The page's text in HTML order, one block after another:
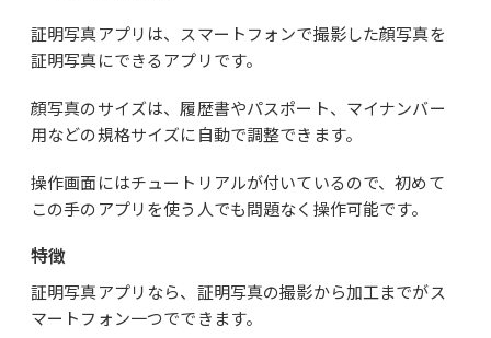
証明写真アプリは、スマートフォンで撮影した顔写真を
証明写真にできるアプリです。
顔写真のサイズは、履歴書やパスポート、マイナンバー
用などの規格サイズに自動で調整できます。
操作画面にはチュートリアルが付いているので、初めて
この手のアプリを使う人でも問題なく操作可能です。
特徴
証明写真アプリなら、証明写真の撮影から加工までがス
マートフォン一つでできます。